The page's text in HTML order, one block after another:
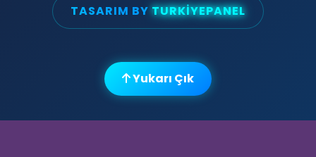
TASARIM BY TURKIYEPANEL
Yukarı Çık